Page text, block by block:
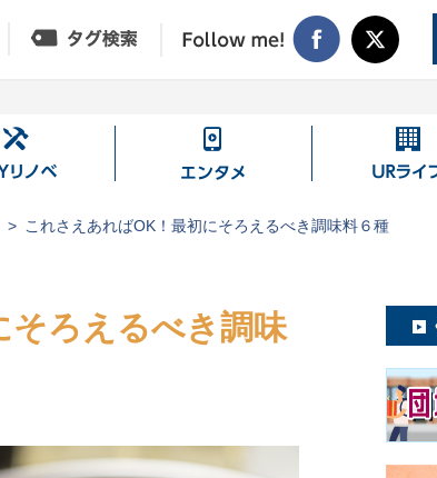
DIY
ノ
エ
タ
UR
これさえあればOK！最初にそろえるべき調味料６種
そろえるべき調味